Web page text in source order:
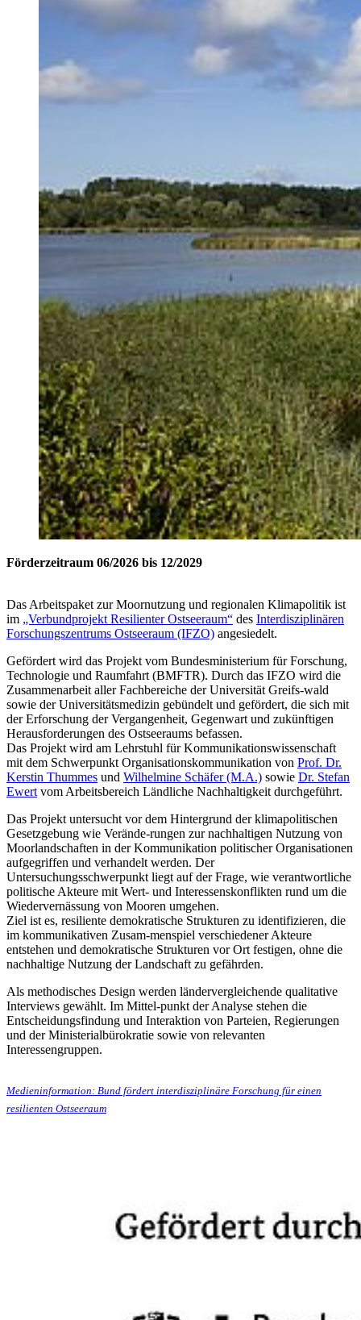
Förderzeitraum 06/2026 bis 12/2029
Das Arbeitspaket zur Moornutzung und regionalen Klimapolitik ist
im „Verbundprojekt Resilienter Ostseeraum“ des Interdisziplinären
Forschungszentrums Ostseeraum (IFZO) angesiedelt.
Gefördert wird das Projekt vom Bundesministerium für Forschung,
Technologie und Raumfahrt (BMFTR). Durch das IFZO wird die
Zusammenarbeit aller Fachbereiche der Universität Greifs-wald
sowie der Universitätsmedizin gebündelt und gefördert, die sich mit
der Erforschung der Vergangenheit, Gegenwart und zukünftigen
Herausforderungen des Ostseeraums befassen.
Das Projekt wird am Lehrstuhl für Kommunikationswissenschaft
mit dem Schwerpunkt Organisationskommunikation von Prof. Dr.
Kerstin Thummes und Wilhelmine Schäfer (M.A.) sowie Dr. Stefan
Ewert vom Arbeitsbereich Ländliche Nachhaltigkeit durchgeführt.
Das Projekt untersucht vor dem Hintergrund der klimapolitischen
Gesetzgebung wie Verände-rungen zur nachhaltigen Nutzung von
Moorlandschaften in der Kommunikation politischer Organisationen
aufgegriffen und verhandelt werden. Der
Untersuchungsschwerpunkt liegt auf der Frage, wie verantwortliche
politische Akteure mit Wert- und Interessenskonflikten rund um die
Wiedervernässung von Mooren umgehen.
Ziel ist es, resiliente demokratische Strukturen zu identifizieren, die
im kommunikativen Zusam-menspiel verschiedener Akteure
entstehen und demokratische Strukturen vor Ort festigen, ohne die
nachhaltige Nutzung der Landschaft zu gefährden.
Als methodisches Design werden ländervergleichende qualitative
Interviews gewählt. Im Mittel-punkt der Analyse stehen die
Entscheidungsfindung und Interaktion von Parteien, Regierungen
und der Ministerialbürokratie sowie von relevanten
Interessengruppen.
Medieninformation: Bund fördert interdisziplinäre Forschung für einen
resilienten Ostseeraum